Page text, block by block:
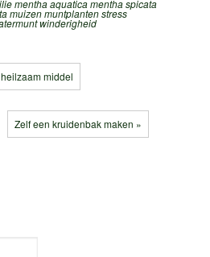
mentha aquaticamentha spicata
muizenmuntplantenstress
winderigheid
middel
Zelf een kruidenbak maken »